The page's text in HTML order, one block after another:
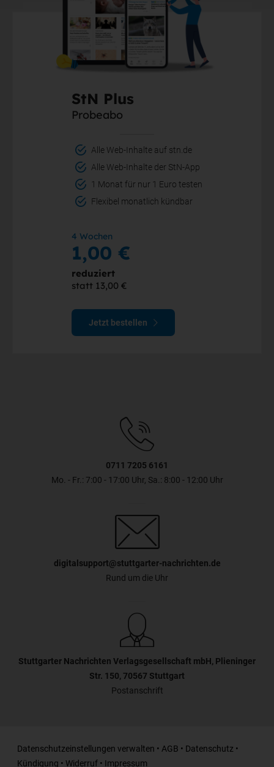
StN Plus
Probeabo
Alle Web-Inhalte auf stn.de
Alle Web-Inhalte der StN-App
1 Monat für nur 1 Euro testen
Flexibel monatlich kündbar
4 Wochen
1,00 €
reduziert
statt 13,00 €
Jetzt bestellen
0711 7205 6161
Mo. - Fr.: 7:00 - 17:00 Uhr, Sa.: 8:00 - 12:00 Uhr
digitalsupport@stuttgarter-nachrichten.de
Rund um die Uhr
Stuttgarter Nachrichten Verlagsgesellschaft mbH, Plieninger
Str. 150, 70567 Stuttgart
Postanschrift
Datenschutzeinstellungen verwalten • AGB • Datenschutz •
Kündigung • Widerruf • Impressum